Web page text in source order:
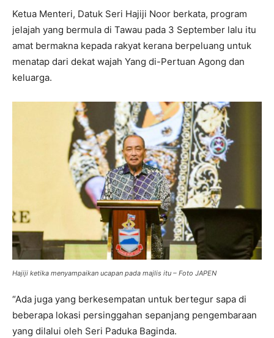
Ketua Menteri, Datuk Seri Hajiji Noor berkata, program
jelajah yang bermula di Tawau pada 3 September lalu itu
amat bermakna kepada rakyat kerana berpeluang untuk
menatap dari dekat wajah Yang di-Pertuan Agong dan
keluarga.
Hajiji ketika menyampaikan ucapan pada majlis itu – Foto JAPEN
“Ada juga yang berkesempatan untuk bertegur sapa di
beberapa lokasi persinggahan sepanjang pengembaraan
yang dilalui oleh Seri Paduka Baginda.